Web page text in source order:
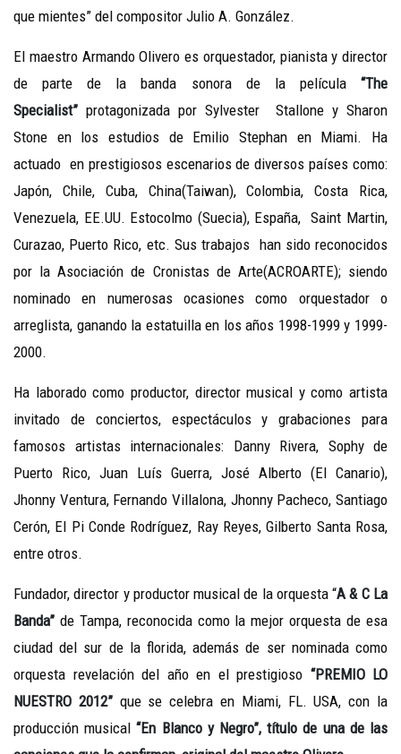
que mientes” del compositor Julio A. González.
El maestro Armando Olivero es orquestador, pianista y director
de parte de la banda sonora de la película “The
Specialist” protagonizada por Sylvester Stallone y Sharon
Stone en los estudios de Emilio Stephan en Miami. Ha
actuado en prestigiosos escenarios de diversos países como:
Japón, Chile, Cuba, China(Taiwan), Colombia, Costa Rica,
Venezuela, EE.UU. Estocolmo (Suecia), España, Saint Martin,
Curazao, Puerto Rico, etc. Sus trabajos han sido reconocidos
por la Asociación de Cronistas de Arte(ACROARTE); siendo
nominado en numerosas ocasiones como orquestador o
arreglista, ganando la estatuilla en los años 1998-1999 y 1999-
2000.
Ha laborado como productor, director musical y como artista
invitado de conciertos, espectáculos y grabaciones para
famosos artistas internacionales: Danny Rivera, Sophy de
Puerto Rico, Juan Luís Guerra, José Alberto (El Canario),
Jhonny Ventura, Fernando Villalona, Jhonny Pacheco, Santiago
Cerón, El Pi Conde Rodríguez, Ray Reyes, Gilberto Santa Rosa,
entre otros.
Fundador, director y productor musical de la orquesta “A & C La
Banda” de Tampa, reconocida como la mejor orquesta de esa
ciudad del sur de la florida, además de ser nominada como
orquesta revelación del año en el prestigioso “PREMIO LO
NUESTRO 2012”que se celebra en Miami, FL. USA, con la
producción musical“En Blanco y Negro”, título de una de las